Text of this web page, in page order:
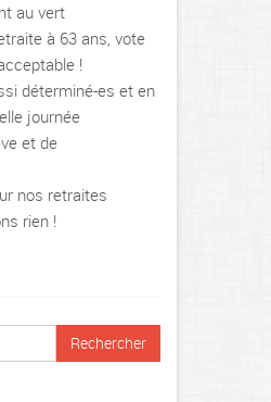
au vert
à 63 ans, vote
!
déterminé-es et en
journée
et de
nos retraites
rien !